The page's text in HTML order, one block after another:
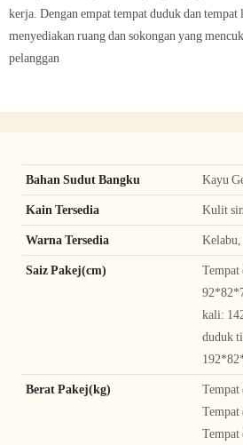
kerja. Dengan empat tempat duduk dan tempat
menyediakan ruang dan sokongan yang
pelanggan
Bahan Sudut Bangku Kayu
Kain Tersedia Kulit
Warna Tersedia
Saiz Pakej(cm)
Tempat
kali:
duduk
Berat Pakej(kg)
Tempat
Tempat
Tempat